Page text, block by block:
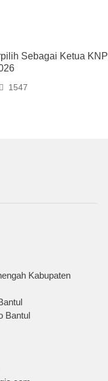
Sebagai Ketua KNPI
1547
Kabupaten
Bantul